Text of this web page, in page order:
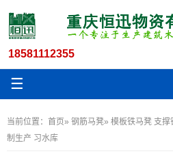
18581112355
☰
当前位置： 首页» 钢筋马凳» 模板铁马凳 支
制生产 习水库